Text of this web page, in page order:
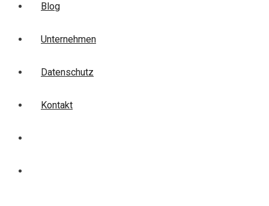
Blog
Unternehmen
Datenschutz
Kontakt